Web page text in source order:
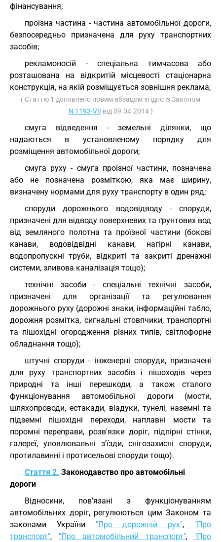
фінансування;
проїзна частина - частина автомобільної дороги,
безпосередньо призначена для руху транспортних
засобів;
рекламоносій - спеціальна тимчасова або
розташована на відкритій місцевості стаціонарна
конструкція, на якій розміщується зовнішня реклама;
( Статтю 1 доповнено новим абзацом згідно із Законом
N 1193-VII від 09.04.2014 )
смуга відведення - земельні ділянки, що
надаються в установленому порядку для
розміщення автомобільної дороги;
смуга руху - смуга проїзної частини, позначена
або не позначена розміткою, яка має ширину,
визначену нормами для руху транспорту в один ряд;
споруди дорожнього водовідводу - споруди,
призначені для відводу поверхневих та ґрунтових вод
від земляного полотна та проїзної частини (бокові
канави, водовідвідні канави, нагірні канави,
водопропускні труби, відкриті та закриті дренажні
системи, зливова каналізація тощо);
технічні засоби - спеціальні технічні засоби,
призначені для організації та регулювання
дорожнього руху (дорожні знаки, інформаційні табло,
дорожня розмітка, сигнальні стовпчики, транспортні
та пішохідні огородження різних типів, світлофорне
обладнання тощо);
штучні споруди - інженерні споруди, призначені
для руху транспортних засобів і пішоходів через
природні та інші перешкоди, а також сталого
функціонування автомобільної дороги (мости,
шляхопроводи, естакади, віадуки, тунелі, наземні та
підземні пішохідні переходи, наплавні мости та
поромні переправи, розв'язки доріг, підпірні стінки,
галереї, уловлювальні з'їзди, снігозахисні споруди,
протилавинні і протисельові споруди тощо).
Стаття 2. Законодавство про автомобільні
дороги
Відносини, пов'язані з функціонуванням
автомобільних доріг, регулюються цим Законом та
законами України "Про дорожній рух", "Про
транспорт", "Про автомобільний транспорт", "Про